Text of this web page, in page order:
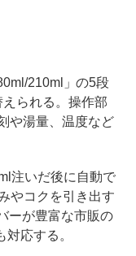
210ml」の5段
られる。操作部
や湯量、温度など
注いだ後に自動で
やコクを引き出す
ーが豊富な市販の
応する。